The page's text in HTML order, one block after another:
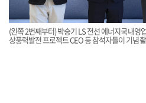
(왼쪽 2번째부터) 박승기 LS 전선 에너지국내
상풍력발전 프로젝트 CEO 등 참석자들이 기념